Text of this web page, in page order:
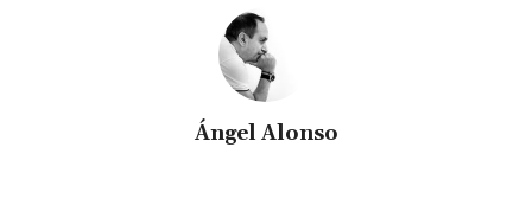
Ángel Alonso